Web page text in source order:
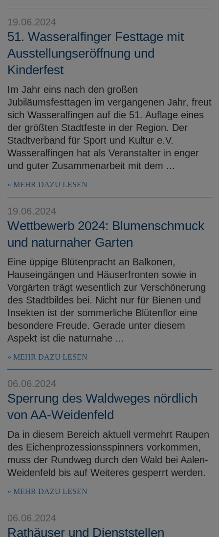
19.06.2024
51. Wasseralfinger Festtage mit
Ausstellungseröffnung und
Kinderfest
Im Jahr eins nach den großen
Jubiläumsfesttagen im vergangenen Jahr, freut
sich Wasseralfingen auf die 51. Auflage eines
der größten Stadtfeste in der Region. Der
Stadtverband für Sport und Kultur e.V.
Wasseralfingen hat als Veranstalter in enger
und guter Zusammenarbeit mit dem ...
MEHR DAZU LESEN
19.06.2024
Wettbewerb 2024: Blumenschmuck
und naturnaher Garten
Eine üppige Blütenpracht an Balkonen,
Hauseingängen und Häuserfronten sowie in
Vorgärten trägt wesentlich zur Verschönerung
des Stadtbildes bei. Nicht nur für Bienen und
Insekten ist der sommerliche Blütenflor eine
besondere Freude. Gerade unter diesem
Aspekt ist die naturnahe ...
MEHR DAZU LESEN
06.06.2024
Sperrung des Waldweges nördlich
von AA-Weidenfeld
Da in diesem Bereich aktuell vermehrt Raupen
des Eichenprozessionsspinners vorkommen,
muss der Rundweg durch den Wald bei Aalen-
Weidenfeld bis auf Weiteres gesperrt werden.
MEHR DAZU LESEN
06.06.2024
Rathäuser und Dienststellen